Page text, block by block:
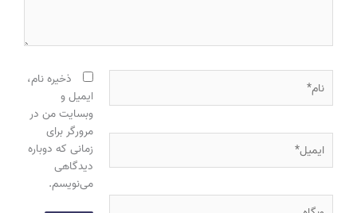
وبگاه
ذخیره نام،
ایمیل و
وبسایت من در
مرورگر برای
زمانی که دوباره
دیدگاهی
می‌نویسم.